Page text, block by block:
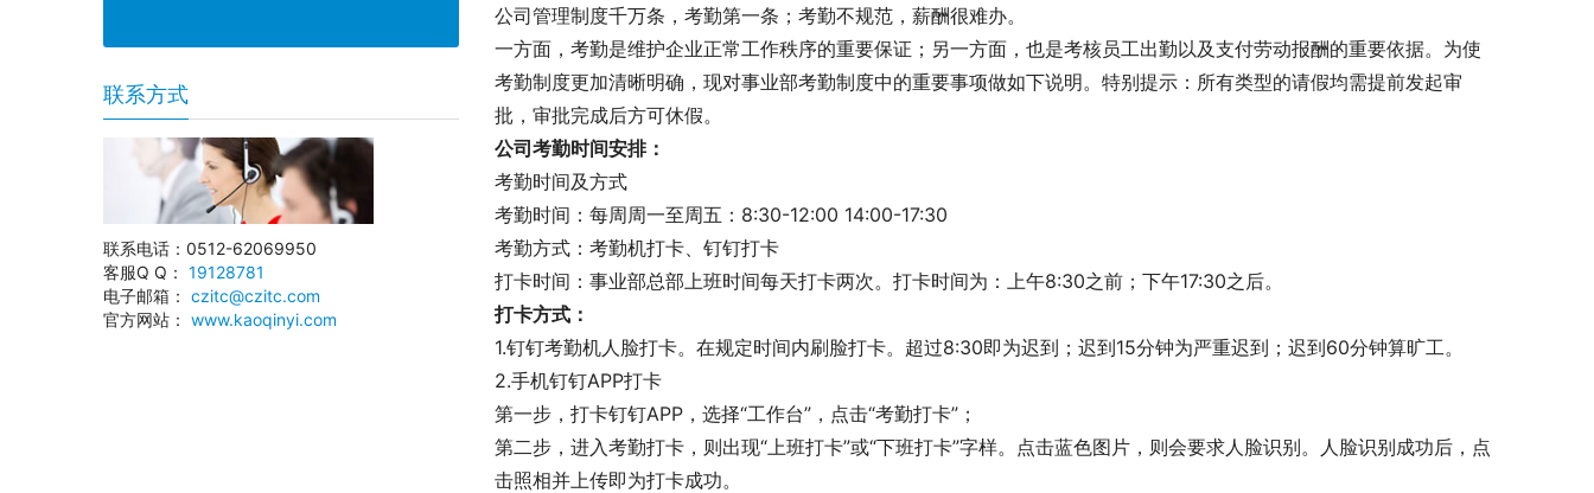
公司管理制度千万条，考勤第一条；考勤不规范，薪酬很难办。
一方面，考勤是维护企业正常工作秩序的重要保证；另一方面，也是考核员工出勤以及支付劳动报酬的重要依据。为使
考勤制度更加清晰明确，现对事业部考勤制度中的重要事项做如下说明。特别提示：所有类型的请假均需提前发起审
批，审批完成后方可休假。
公司考勤时间安排：
考勤时间及方式
考勤时间：每周周一至周五：8:30-12:00 14:00-17:30
考勤方式：考勤机打卡、钉钉打卡
打卡时间：事业部总部上班时间每天打卡两次。打卡时间为：上午8:30之前；下午17:30之后。
打卡方式：
1.钉钉考勤机人脸打卡。在规定时间内刷脸打卡。超过8:30即为迟到；迟到15分钟为严重迟到；迟到60分钟算旷工。
2.手机钉钉APP打卡
第一步，打卡钉钉APP，选择“工作台”，点击“考勤打卡”；
第二步，进入考勤打卡，则出现“上班打卡”或“下班打卡”字样。点击蓝色图片，则会要求人脸识别。人脸识别成功后，点
击照相并上传即为打卡成功。
联系方式
联系电话：0512-62069950
客服Q Q： 19128781
电子邮箱： czitc@czitc.com
官方网站： www.kaoqinyi.com